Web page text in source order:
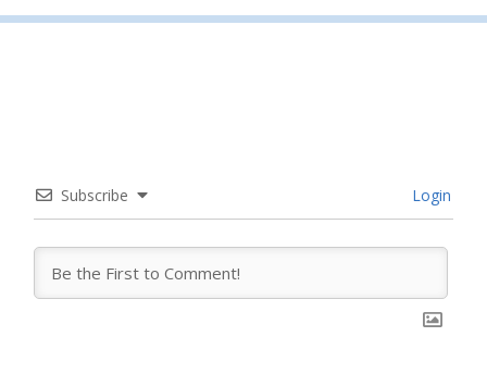
Subscribe Login